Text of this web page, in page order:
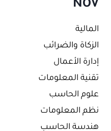
NOV
المالية
الزكاة والضرائب
إدارة الأعمال
تقنية المعلومات
علوم الحاسب
نظم المعلومات
هندسة الحاسب